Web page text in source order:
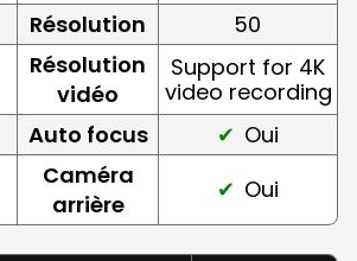
Résolution
50
Résolution
vidéo
Support for 4K
video recording
Auto focus
Oui
Caméra
arrière
Oui